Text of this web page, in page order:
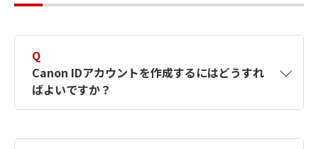
Q
Canon IDアカウントを作成するにはどうすれ
ばよいですか？